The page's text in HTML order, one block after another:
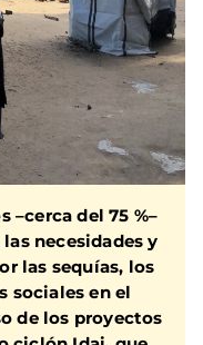
–cerca del 75 %–
necesidades y
las sequías, los
sociales en el
de los proyectos